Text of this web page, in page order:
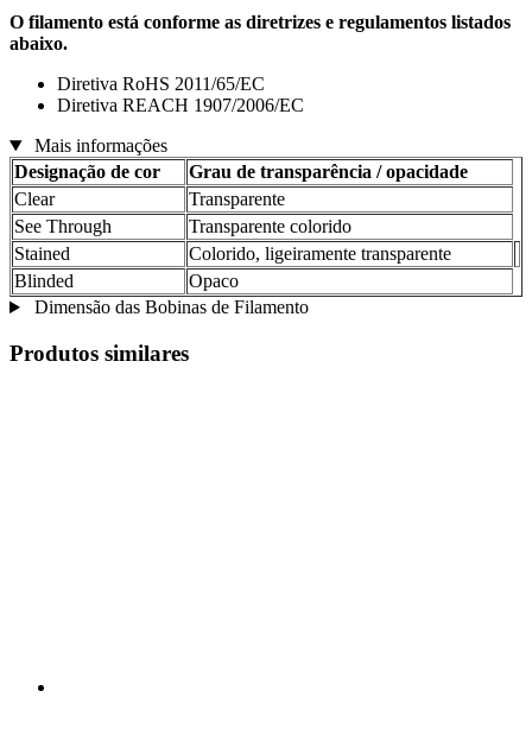
O filamento está conforme as diretrizes e regulamentos listados
abaixo.
Diretiva RoHS 2011/65/EC
Diretiva REACH 1907/2006/EC
Mais informações
Designação de cor
Grau de transparência / opacidade
Clear
Transparente
See Through
Transparente colorido
Stained
Colorido, ligeiramente transparente
Blinded
Opaco
Dimensão das Bobinas de Filamento
Produtos similares